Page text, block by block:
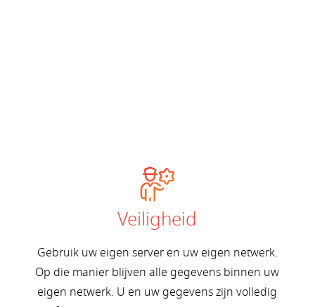
Veiligheid
Gebruik uw eigen server en uw eigen netwerk.
Op die manier blijven alle gegevens binnen uw
eigen netwerk. U en uw gegevens zijn volledig